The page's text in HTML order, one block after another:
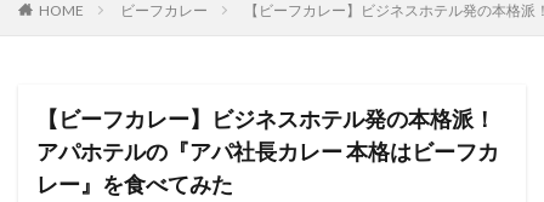
HOME ビーフカレー 【ビーフカレー】ビジネスホテル発の本格
【ビーフカレー】ビジネスホテル発の本格派！
アパホテルの『アパ社長カレー 本格はビーフカ
レー』を食べてみた